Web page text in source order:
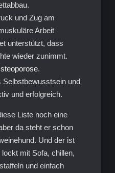
und Zug am
Arbeit
unterstützt, dass
wieder zunimmt.
.
Selbstbewusstsein und
und erfolgreich.
Liste noch eine
da steht er schon
Und der ist
mit Sofa, chillen,
und einfach